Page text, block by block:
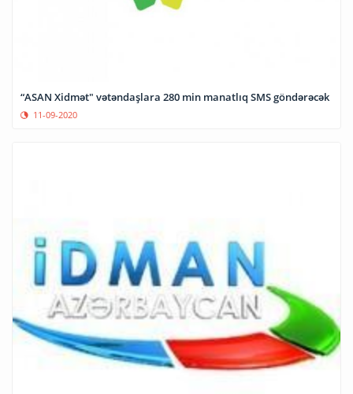
“ASAN Xidmət" vətəndaşlara 280 min manatlıq SMS göndərəcək
11-09-2020